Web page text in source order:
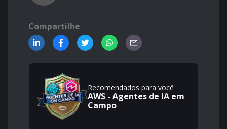
Compartilhe
Recomendados para você
AWS - Agentes de IA em
Campo